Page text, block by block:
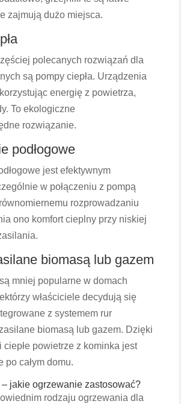
zajmują dużo miejsca.
polecanych rozwiązań dla
są pompy ciepła. Urządzenia
energię z powietrza,
To ekologiczne
rozwiązanie.
podłogowe
jest efektywnym
w połączeniu z pompą
rozprowadzaniu
ono komfort cieplny przy niskiej
biomasą lub gazem
mniej popularne w domach
właściciele decydują się
z systemem rur
biomasą lub gazem. Dzięki
powietrze z kominka jest
po całym domu.
jakie ogrzewanie zastosować?
rodzaju ogrzewania dla